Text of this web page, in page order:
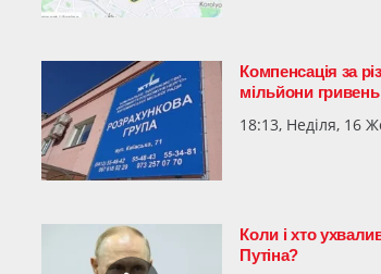
Компенсація за
мільйони гривень
18:13, Неділя, 16
Коли і хто
Путіна?